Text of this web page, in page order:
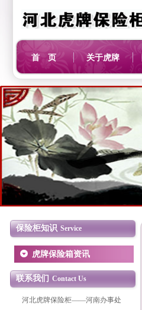
首 页 关于虎牌
保险柜知识 Service
虎牌保险箱资讯
联系我们 Contact Us
河北虎牌保险柜——河南办事处